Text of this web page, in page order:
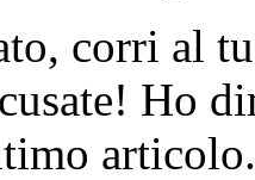
corri al
Ho